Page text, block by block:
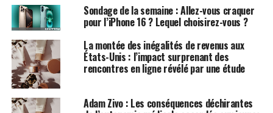
difficiles durant leur formation, il est essentiel de se
demander si cela justifie la dévalorisation des résidents
actuels qui travaillent jusqu’à 80 heures par semaine
dans des environnements stressants.
Les États-Unis ont fait des progrès significatifs en
recherche en ligne sur le terme « bien-être » génère une
Sondage de la semaine : Allez-vous craquer
pour l’iPhone 16 ? Lequel choisirez-vous ?
La montée des inégalités de revenus aux
États-Unis : l’impact surprenant des
rencontres en ligne révélé par une étude
Adam Zivo : Les conséquences déchirantes